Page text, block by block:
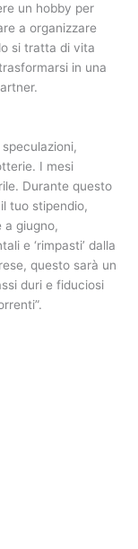
un hobby per
a organizzare
si tratta di vita
in una
I mesi
Durante questo
tuo stipendio,
a giugno,
e ‘rimpasti’ dalla
questo sarà un
duri e fiduciosi